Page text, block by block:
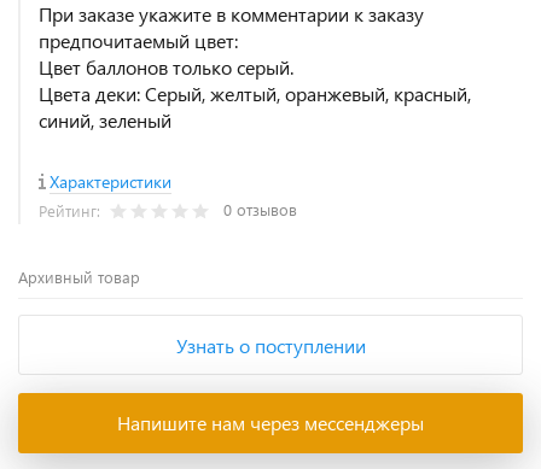
При заказе укажите в комментарии к заказу
предпочитаемый цвет:
Цвет баллонов только серый.
Цвета деки: Серый, желтый, оранжевый, красный,
синий, зеленый
Характеристики
Рейтинг: 0 отзывов
Архивный товар
Узнать о поступлении
Напишите нам через мессенджеры